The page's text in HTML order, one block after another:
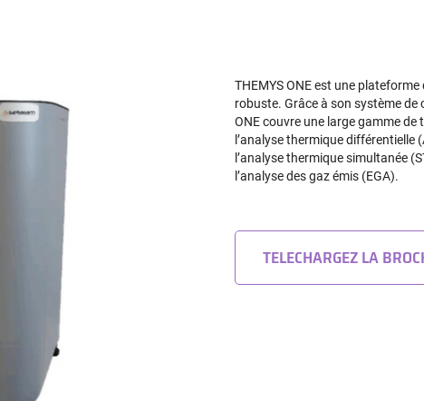
THEMYS ONE est une
robuste. Grâce à son système de
ONE couvre une large gamme de
l’analyse thermique différentielle
l’analyse thermique simultanée
l’analyse des gaz émis (EGA).
TELECHARGEZ LA